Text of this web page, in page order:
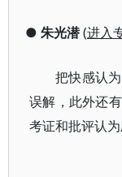
● 朱光潜(进入
把快感认
误解，此外还
考证和批评认为